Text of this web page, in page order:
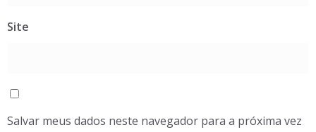
Site
Salvar meus dados neste navegador para a próxima vez